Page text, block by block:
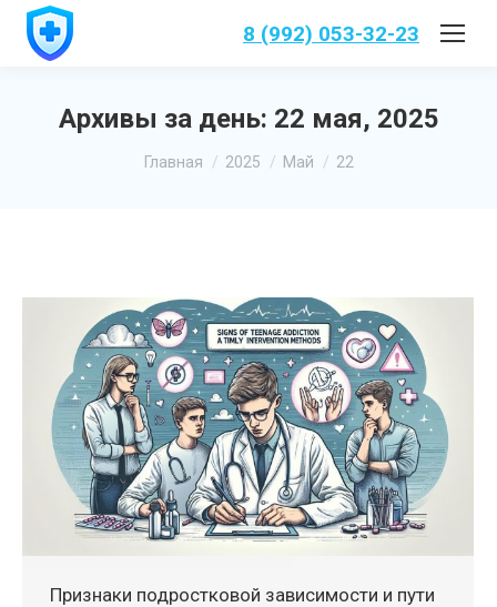
8 (992) 053-32-23
Архивы за день: 22 мая, 2025
Вы здесь:
Главная 2025 Май 22
Признаки подростковой зависимости и пути